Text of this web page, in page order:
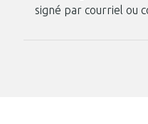
signé par courriel ou